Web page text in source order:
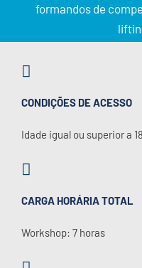
formandos de
CONDIÇÕES DE ACESSO
Idade igual ou superior a
CARGA HORÁRIA TOTAL
Workshop: 7 horas